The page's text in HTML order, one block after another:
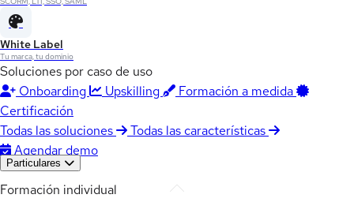
White Label
Tu marca, tu dominio
Soluciones por caso de uso
Onboarding
Upskilling
Formación a medida
Certificación
Todas las soluciones
Todas las características
Agendar demo
Particulares
Formación individual